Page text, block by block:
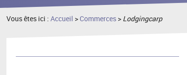
Vous êtes ici :Accueil >Commerces > Lodgingcarp